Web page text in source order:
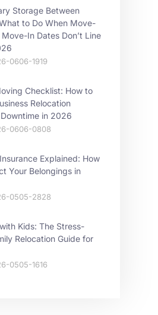
Storage Between
to Do When Move-
In Dates Don’t Line
0606-1919
Checklist: How to
Relocation
in 2026
0606-0808
Explained: How
Your Belongings in
0505-2828
Kids: The Stress-
Relocation Guide for
0505-1616